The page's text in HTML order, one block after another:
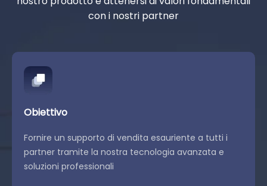
con i nostri partner
Obiettivo
Fornire un supporto di vendita esauriente a tutti i
partner tramite la nostra tecnologia avanzata e
soluzioni professionali